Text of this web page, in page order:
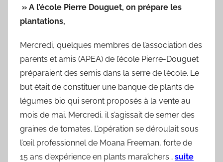
» A l’école Pierre Douguet, on prépare les
plantations,
Mercredi, quelques membres de l’association des
parents et amis (APEA) de l’école Pierre-Douguet
préparaient des semis dans la serre de l’école. Le
but était de constituer une banque de plants de
légumes bio qui seront proposés à la vente au
mois de mai. Mercredi, il s’agissait de semer des
graines de tomates. L’opération se déroulait sous
l’œil professionnel de Moana Freeman, forte de
15 ans d’expérience en plants maraîchers… suite